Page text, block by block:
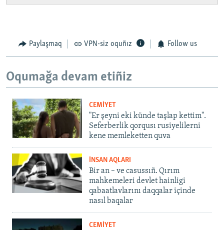
Paylaşmaq VPN-siz oquñız Follow us
Oqumağa devam etiñiz
CEMİYET
"Er şeyni eki künde taşlap kettim".
Seferberlik qorqusı rusiyelilerni
kene memleketten quva
İNSAN AQLARI
Bir an – ve casussıñ. Qırım
mahkemeleri devlet hainligi
qabaatlavlarını daqqalar içinde
nasıl baqalar
CEMİYET